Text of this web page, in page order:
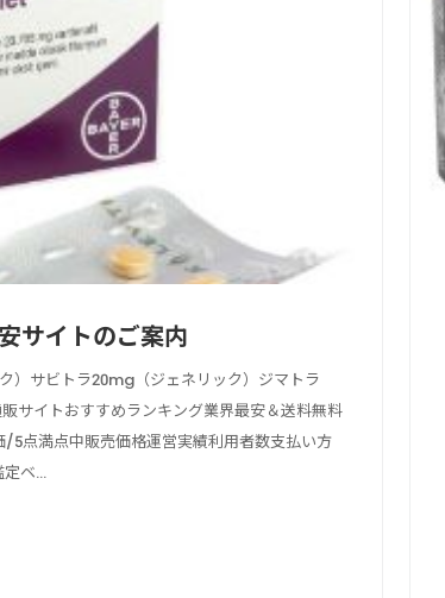
サイトのご案内
）サビトラ20mg（ジェネリック）ジマトラ
サイトおすすめランキング業界最安＆送料無料
5点満点中販売価格運営実績利用者数支払い方
ベ...